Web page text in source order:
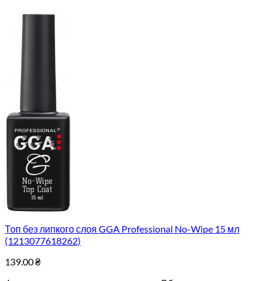
Топ без липкого слоя GGA Professional No-Wipe 15 мл
(1213077618262)
139.00₴